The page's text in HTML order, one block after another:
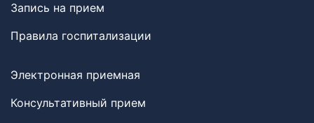
Запись на прием
Правила госпитализации
Электронная приемная
Консультативный прием